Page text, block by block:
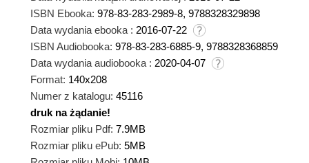
ISBN Ebooka: 978-83-283-2989-8, 9788328329898
Data wydania ebooka : 2016-07-22
ISBN Audiobooka: 978-83-283-6885-9, 9788328368859
Data wydania audiobooka : 2020-04-07
Format: 140x208
Numer z katalogu: 45116
druk na żądanie!
Rozmiar pliku Pdf: 7.9MB
Rozmiar pliku ePub: 5MB